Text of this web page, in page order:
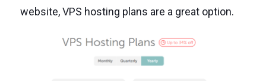
website, VPS hosting plans are a great option.